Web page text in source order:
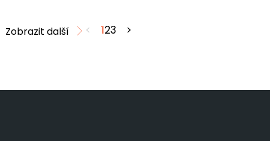
Zobrazit další < 123 >